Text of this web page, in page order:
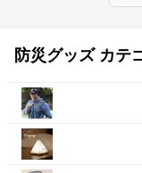
防災グッズ カテ